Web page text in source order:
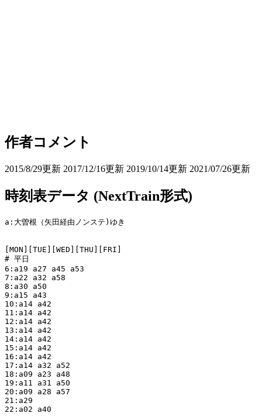
作者コメント
2015/8/29更新 2017/12/16更新 2019/10/14更新 2021/07/26更新
時刻表データ (NextTrain形式)
a:大曽根（矢田経由ノンステ)ゆき
[MON][TUE][WED][THU][FRI]
# 平日
6:a19 a27 a45 a53
7:a22 a32 a58
8:a30 a50
9:a15 a43
10:a14 a42
11:a14 a42
12:a14 a42
13:a14 a42
14:a14 a42
15:a14 a42
16:a14 a42
17:a14 a32 a52
18:a09 a23 a48
19:a11 a31 a50
20:a09 a28 a57
21:a29
22:a02 a40